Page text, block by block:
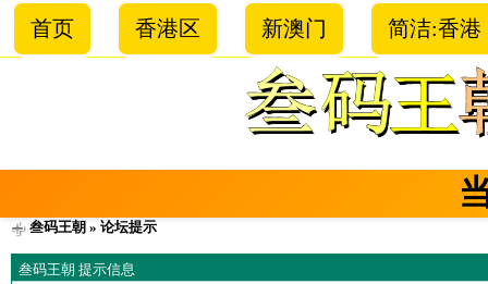
首页 香港区 新澳门 简洁:香港
叁码王朝 » 论坛提示
叁码王朝 提示信息